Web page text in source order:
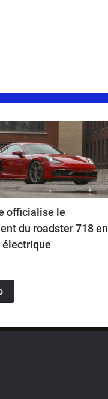
officialise le
du roadster 718 en
électrique